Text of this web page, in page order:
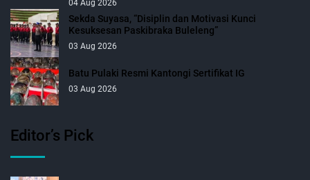
04 Aug 2026
Sekda Suyasa, “Disiplin dan Motivasi Kunci
Kesuksesan Paskibraka Buleleng”
03 Aug 2026
Batu Pulaki Resmi Kantongi Sertifikat IG
03 Aug 2026
Editor’s Pick